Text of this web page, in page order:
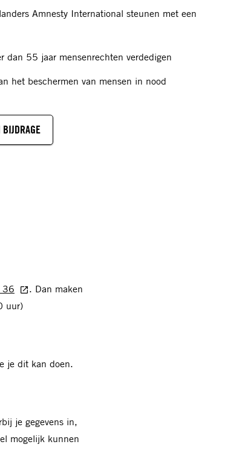
Amnesty International steunen met een
dan 55 jaar mensenrechten verdedigen
het beschermen van mensen in nood
. Dan maken
uur)
je dit kan doen.
je gegevens in,
mogelijk kunnen